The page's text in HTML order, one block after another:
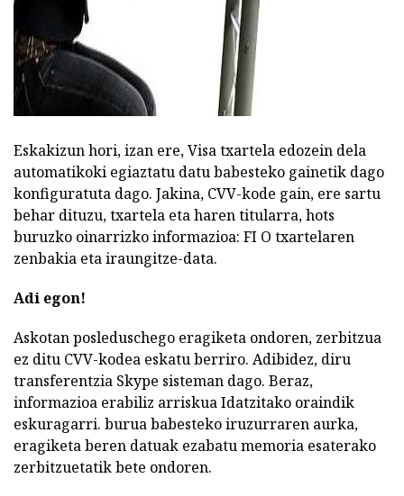
Eskakizun hori, izan ere, Visa txartela edozein dela
automatikoki egiaztatu datu babesteko gainetik dago
konfiguratuta dago. Jakina, CVV-kode gain, ere sartu
behar dituzu, txartela eta haren titularra, hots
buruzko oinarrizko informazioa: FI O txartelaren
zenbakia eta iraungitze-data.
Adi egon!
Askotan posleduschego eragiketa ondoren, zerbitzua
ez ditu CVV-kodea eskatu berriro. Adibidez, diru
transferentzia Skype sisteman dago. Beraz,
informazioa erabiliz arriskua Idatzitako oraindik
eskuragarri. burua babesteko iruzurraren aurka,
eragiketa beren datuak ezabatu memoria esaterako
zerbitzuetatik bete ondoren.